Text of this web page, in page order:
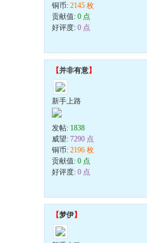
铜币: 2145 枚
贡献值: 0 点
好评度: 0 点
【并非有意】
新手上路
发帖: 1838
威望: 7290 点
铜币: 2196 枚
贡献值: 0 点
好评度: 0 点
【梦伊】